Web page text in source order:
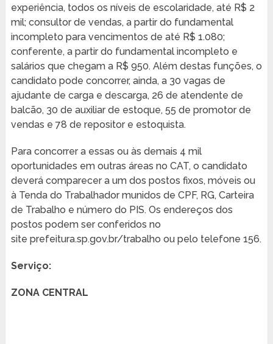
experiência, todos os níveis de escolaridade, até R$ 2
mil; consultor de vendas, a partir do fundamental
incompleto para vencimentos de até R$ 1.080;
conferente, a partir do fundamental incompleto e
salários que chegam a R$ 950. Além destas funções, o
candidato pode concorrer, ainda, a 30 vagas de
ajudante de carga e descarga, 26 de atendente de
balcão, 30 de auxiliar de estoque, 55 de promotor de
vendas e 78 de repositor e estoquista.
Para concorrer a essas ou às demais 4 mil
oportunidades em outras áreas no CAT, o candidato
deverá comparecer a um dos postos fixos, móveis ou
à Tenda do Trabalhador munidos de CPF, RG, Carteira
de Trabalho e número do PIS. Os endereços dos
postos podem ser conferidos no
site prefeitura.sp.gov.br/trabalho ou pelo telefone 156.
Serviço:
ZONA CENTRAL